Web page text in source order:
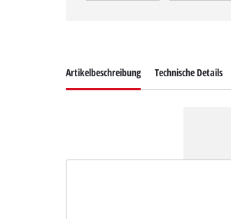
Artikelbeschreibung Technische Details